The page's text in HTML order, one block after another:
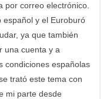
por correo electrónico.
español y el Euroburó
ya que también
una cuenta y a
condiciones españolas
trató este tema con
mi parte desde